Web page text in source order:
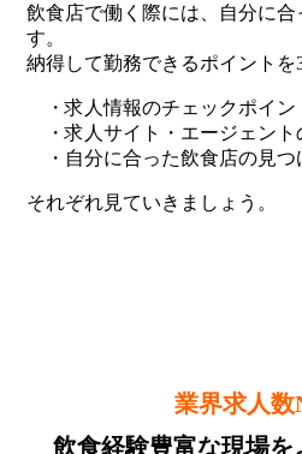
飲食店で働く際には、自分に
す。
納得して勤務できるポイントを
・求人情報のチェックポイン
・求人サイト・エージェン
・自分に合った飲食店の見つ
それぞれ見ていきましょう。
業界求人数
飲食経験豊富な現場を